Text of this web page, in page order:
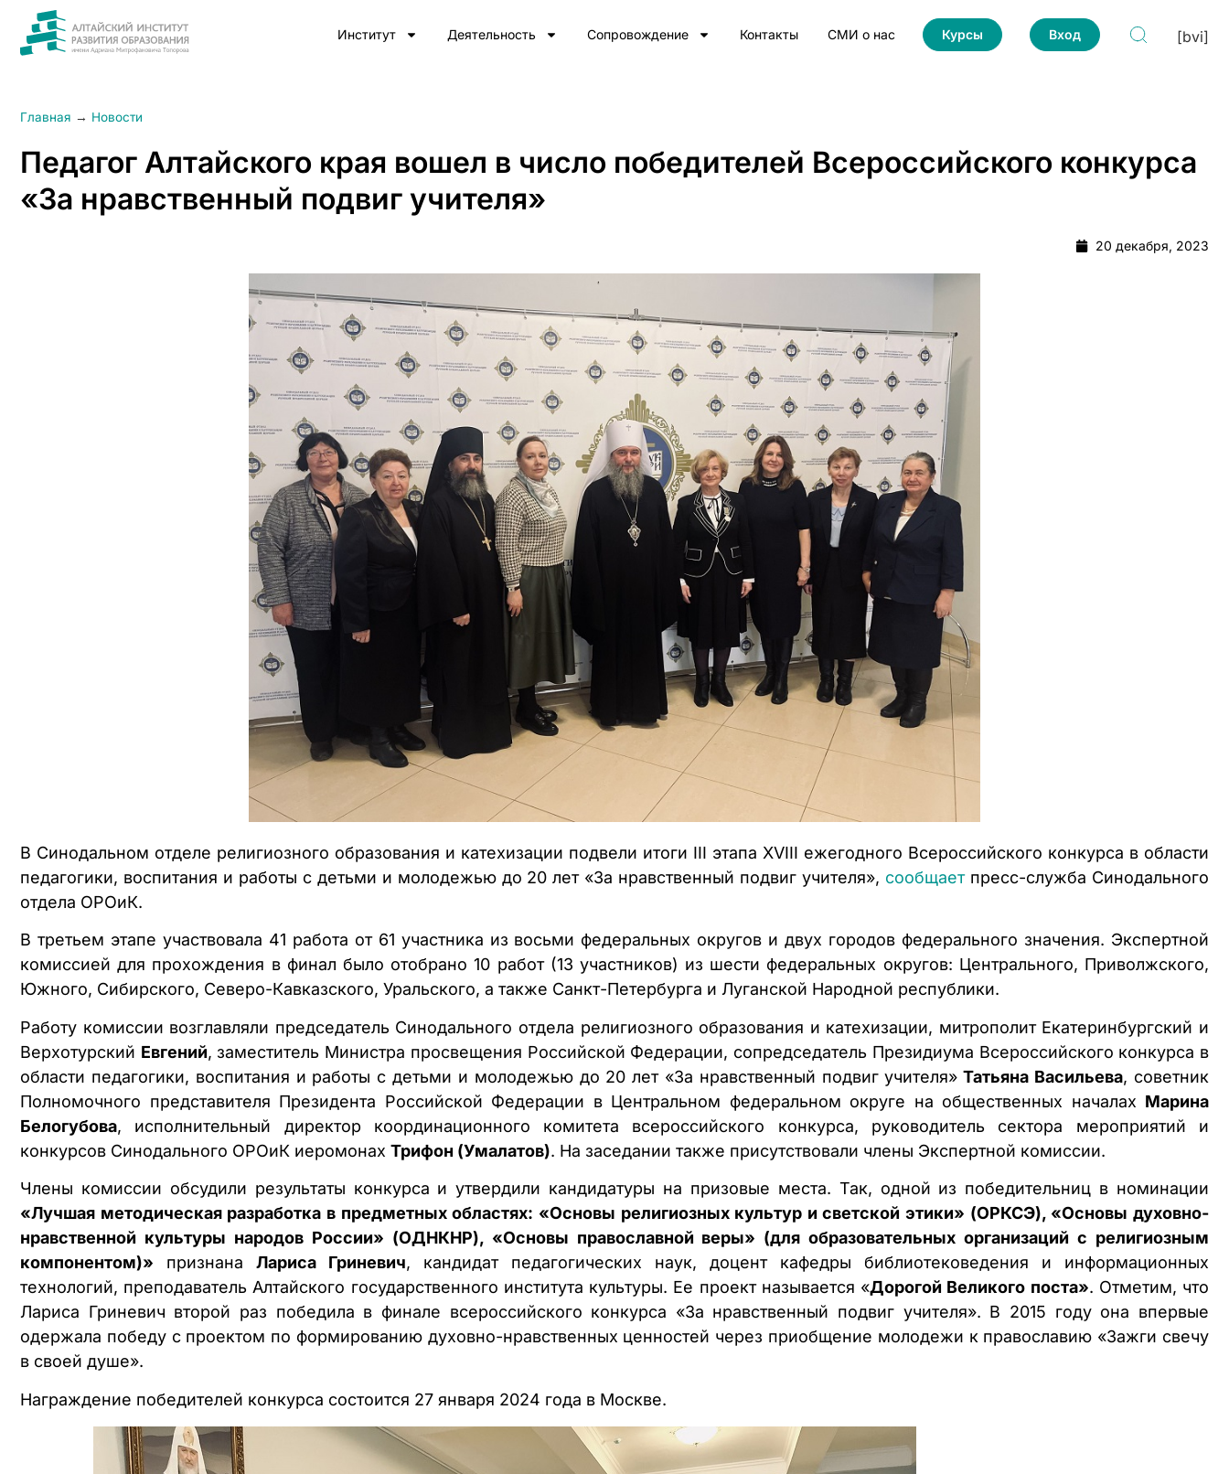
Институт Деятельность Сопровождение Контакты СМИ о нас Курсы Вход [bvi]
Главная → Новости
Педагог Алтайского края вошел в число победителей Всероссийского конкурса
«За нравственный подвиг учителя»
20 декабря, 2023
В Синодальном отделе религиозного образования и катехизации подвели итоги III этапа XVIII ежегодного Всероссийского конкурса в области
педагогики, воспитания и работы с детьми и молодежью до 20 лет «За нравственный подвиг учителя», сообщаетпресс-служба Синодального
отдела ОРОиК.
В третьем этапе участвовала 41 работа от 61 участника из восьми федеральных округов и двух городов федерального значения. Экспертной
комиссией для прохождения в финал было отобрано 10 работ (13 участников) из шести федеральных округов: Центрального, Приволжского,
Южного, Сибирского, Северо-Кавказского, Уральского, а также Санкт-Петербурга и Луганской Народной республики.
Работу комиссии возглавляли председатель Синодального отдела религиозного образования и катехизации, митрополит Екатеринбургский и
Верхотурский Евгений, заместитель Министра просвещения Российской Федерации, сопредседатель Президиума Всероссийского конкурса в
области педагогики, воспитания и работы с детьми и молодежью до 20 лет «За нравственный подвиг учителя» Татьяна Васильева, советник
Полномочного представителя Президента Российской Федерации в Центральном федеральном округе на общественных началах Марина
Белогубова, исполнительный директор координационного комитета всероссийского конкурса, руководитель сектора мероприятий и
конкурсов Синодального ОРОиК иеромонах Трифон (Умалатов). На заседании также присутствовали члены Экспертной комиссии.
Члены комиссии обсудили результаты конкурса и утвердили кандидатуры на призовые места. Так, одной из победительниц в номинации
«Лучшая методическая разработка в предметных областях: «Основы религиозных культур и светской этики» (ОРКСЭ), «Основы духовно-
нравственной культуры народов России» (ОДНКНР), «Основы православной веры» (для образовательных организаций с религиозным
компонентом)» признана Лариса Гриневич, кандидат педагогических наук, доцент кафедры библиотековедения и информационных
технологий, преподаватель Алтайского государственного института культуры. Ее проект называется «Дорогой Великого поста». Отметим, что
Лариса Гриневич второй раз победила в финале всероссийского конкурса «За нравственный подвиг учителя». В 2015 году она впервые
одержала победу с проектом по формированию духовно-нравственных ценностей через приобщение молодежи к православию «Зажги свечу
в своей душе».
Награждение победителей конкурса состоится 27 января 2024 года в Москве.